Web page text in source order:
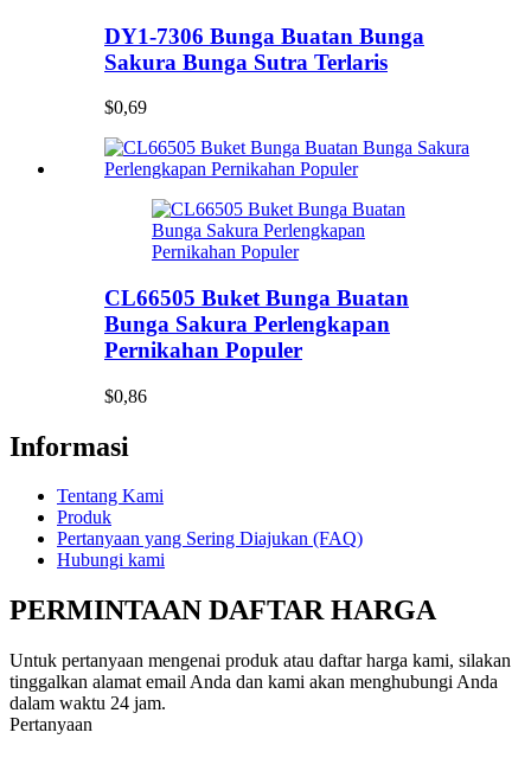
DY1-7306 Bunga Buatan Bunga
Sakura Bunga Sutra Terlaris
$0,69
CL66505 Buket Bunga Buatan
Bunga Sakura Perlengkapan
Pernikahan Populer
$0,86
Informasi
Tentang Kami
Produk
Pertanyaan yang Sering Diajukan (FAQ)
Hubungi kami
PERMINTAAN DAFTAR HARGA
Untuk pertanyaan mengenai produk atau daftar harga kami, silakan
tinggalkan alamat email Anda dan kami akan menghubungi Anda
dalam waktu 24 jam.
Pertanyaan